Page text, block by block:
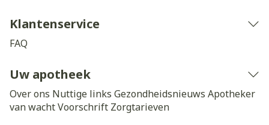
Klantenservice
FAQ
Uw apotheek
Over ons Nuttige links Gezondheidsnieuws Apotheker
van wachtVoorschrift Zorgtarieven